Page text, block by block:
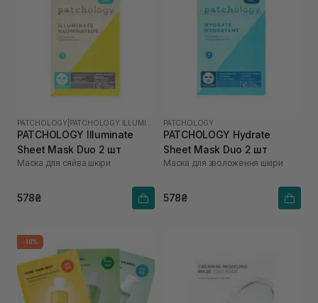
PATCHOLOGY
PATCHOLOGY Illuminate
Sheet Mask Duo 2 шт
Маска для сяйва шкіри
578₴
PATCHOLOGY
PATCHOLOGY Hydrate
Sheet Mask Duo 2 шт
Маска для зволоження шкіри
578₴
-10%